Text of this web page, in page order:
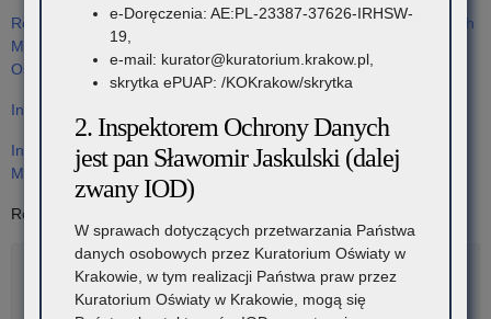
Relacja z inauguracji projektu w Zespole Szkół Ogólnokształcących
Mistrzostwa Sportowego w Krakowie – facebook Kuratorium
Oświaty w Krakowie
Informacje na stronie Małopolskiej Policji
Informacje na stronie Zespołu Szkół Ogólnokształcących
Mistrzostwa Sportowego w Krakowie
Realizacja w szkołach od 1 września 2026 r.
Rozwiń
Metryka
e-Doręczenia: AE:PL-23387-37626-IRHSW-
19,
e-mail: kurator@kuratorium.krakow.pl,
skrytka ePUAP: /KOKrakow/skrytka
2. Inspektorem Ochrony Danych
jest pan Sławomir Jaskulski (dalej
zwany IOD)
W sprawach dotyczących przetwarzania Państwa
danych osobowych przez Kuratorium Oświaty w
Krakowie, w tym realizacji Państwa praw przez
Kuratorium Oświaty w Krakowie, mogą się